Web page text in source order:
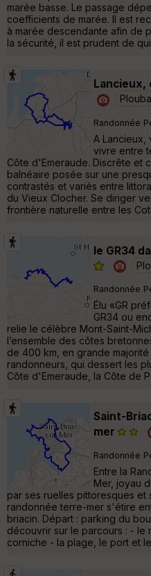
marée basse. Le passage
coefficients de marée. Il est
à marée descendante afin de
la sécurité, il est prudent de
Randonnée
A
vivre entre
Côte d'Emeraude. Discrête et
balnéaire posée sur une
contrastés et variés entre
du Vieux Clocher. Se diriger
frontière naturelle entre les
le GR34
Randonnée
Élu «GR
GR34 ou
relie le célèbre Mont-Saint-
l’ensemble des côtes
de 400 km, en grande
randonneurs, qui dessert les
Côte d'Emeraude, la Côte de
Saint-
mer
Randonnée
Entre la
Mer, joyau
par ses ruelles pittoresques et
randonnée terre-mer s'étire
briacin. Départ : parking du
découvrir sur le parcours : - le
corniche - la plage, le port et